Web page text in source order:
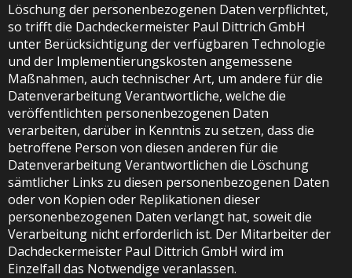
Löschung der personenbezogenen Daten verpflichtet,
so trifft die Dachdeckermeister Paul Dittrich GmbH
unter Berücksichtigung der verfügbaren Technologie
und der Implementierungskosten angemessene
Maßnahmen, auch technischer Art, um andere für die
Datenverarbeitung Verantwortliche, welche die
veröffentlichten personenbezogenen Daten
verarbeiten, darüber in Kenntnis zu setzen, dass die
betroffene Person von diesen anderen für die
Datenverarbeitung Verantwortlichen die Löschung
sämtlicher Links zu diesen personenbezogenen Daten
oder von Kopien oder Replikationen dieser
personenbezogenen Daten verlangt hat, soweit die
Verarbeitung nicht erforderlich ist. Der Mitarbeiter der
Dachdeckermeister Paul Dittrich GmbH wird im
Einzelfall das Notwendige veranlassen.